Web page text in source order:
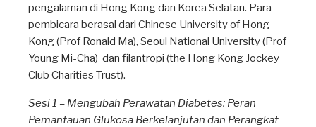
pengalaman di Hong Kong dan Korea Selatan. Para
pembicara berasal dari Chinese University of Hong
Kong (Prof Ronald Ma), Seoul National University (Prof
Young Mi-Cha) dan filantropi (the Hong Kong Jockey
Club Charities Trust).
Sesi 1 – Mengubah Perawatan Diabetes: Peran
Pemantauan Glukosa Berkelanjutan dan Perangkat